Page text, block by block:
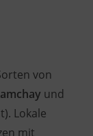
von
und
Lokale
mit